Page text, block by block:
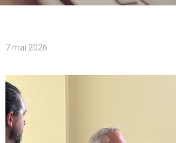
7 mai 2026